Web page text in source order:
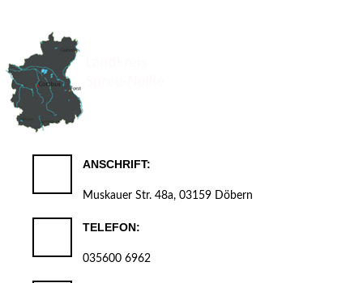
ANSCHRIFT:
Muskauer Str. 48a, 03159 Döbern
TELEFON:
035600 6962